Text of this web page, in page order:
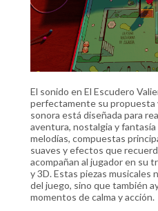
El sonido en El Escudero
perfectamente su propuesta
sonora está diseñada para
aventura, nostalgia y fantasía
melodías, compuestas
suaves y efectos que
acompañan al jugador en su
y 3D. Estas piezas musicales
del juego, sino que también
momentos de calma y acción​.